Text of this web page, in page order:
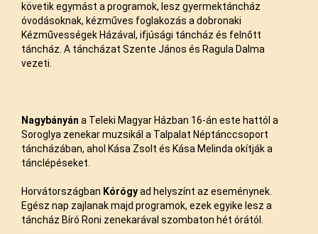
követik egymást a programok, lesz gyermektáncház
óvodásoknak, kézműves foglakozás a dobronaki
Kézművességek Házával, ifjúsági táncház és felnőtt
táncház. A táncházat Szente János és Ragula Dalma
vezeti.
Nagybányán a Teleki Magyar Házban 16-án este hattól a
Soroglya zenekar muzsikál a Talpalat Néptánccsoport
táncházában, ahol Kása Zsolt és Kása Melinda okítják a
tánclépéseket.
Horvátországban Kórógyad helyszínt az eseménynek.
Egész nap zajlanak majd programok, ezek egyike lesz a
táncház Bíró Roni zenekarával szombaton hét órától.